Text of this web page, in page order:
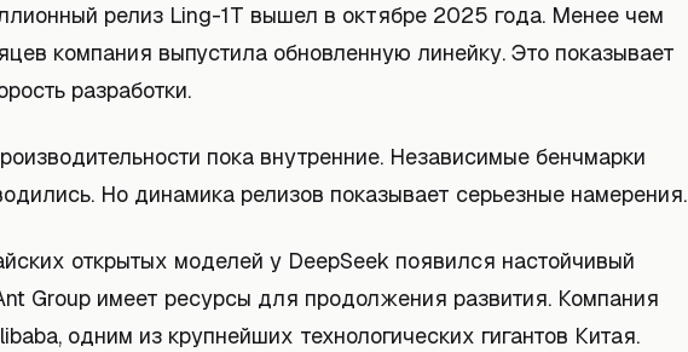
релиз Ling-1T вышел в октябре 2025 года. Менее чем
компания выпустила обновленную линейку. Это показывает
разработки.
пока внутренние. Независимые бенчмарки
Но динамика релизов показывает серьезные намерения.
открытых моделей у DeepSeek появился настойчивый
Group имеет ресурсы для продолжения развития. Компания
одним из крупнейших технологических гигантов Китая.